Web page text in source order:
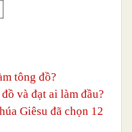
tông đồ?
và đạt ai làm đầu?
Giêsu đã chọn 12